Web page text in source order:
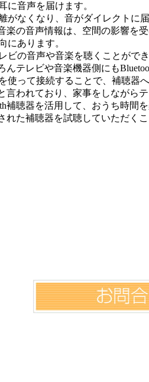
に音声を届けます。
なくなり、音がダイレクトに
の音声情報は、空間の影響を
にあります。
の音声や音楽を聴くことがで
テレビや音楽機器側にも
って接続することで、補聴器
言われており、家事をしながら
聴器を活用して、おうち時間
た補聴器を試聴していただく